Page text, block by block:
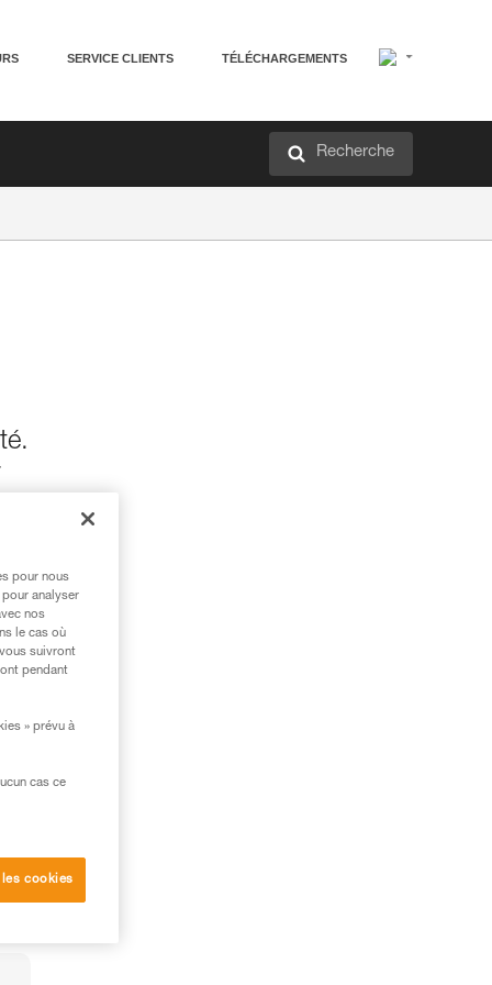
SERVICE CLIENTS TÉLÉCHARGEMENTS
Recherche
pour nous
analyser
nos
le cas où
suivront
pendant
» prévu à
cas ce
cookies